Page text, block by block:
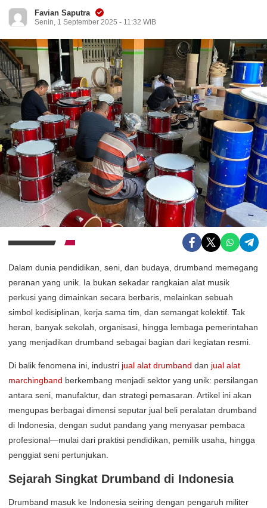
Favian Saputra
Senin, 1 September 2025 - 11:32 WIB
Dalam dunia pendidikan, seni, dan budaya, drumband memegang
peranan yang unik. Ia bukan sekadar rangkaian alat musik
perkusi yang dimainkan secara berbaris, melainkan sebuah
simbol kedisiplinan, kerja sama tim, dan semangat kolektif. Tak
heran, banyak sekolah, organisasi, hingga lembaga pemerintahan
yang menjadikan drumband sebagai bagian dari kegiatan resmi.
Di balik fenomena ini, industri jual alat drumband dan jual alat
marchingband berkembang menjadi sektor yang unik: persilangan
antara seni, manufaktur, dan strategi pemasaran. Artikel ini akan
mengupas berbagai dimensi seputar jual beli peralatan drumband
di Indonesia, dengan sudut pandang yang menyasar pembaca
profesional—mulai dari praktisi pendidikan, pemilik usaha, hingga
penggiat seni pertunjukan.
Sejarah Singkat Drumband di Indonesia
Drumband masuk ke Indonesia seiring dengan pengaruh militer